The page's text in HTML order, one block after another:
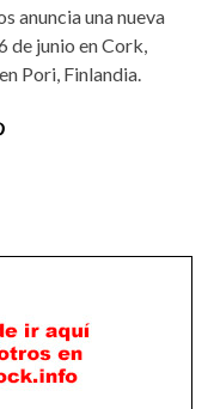
anuncia una nueva
de junio en Cork,
Pori, Finlandia.